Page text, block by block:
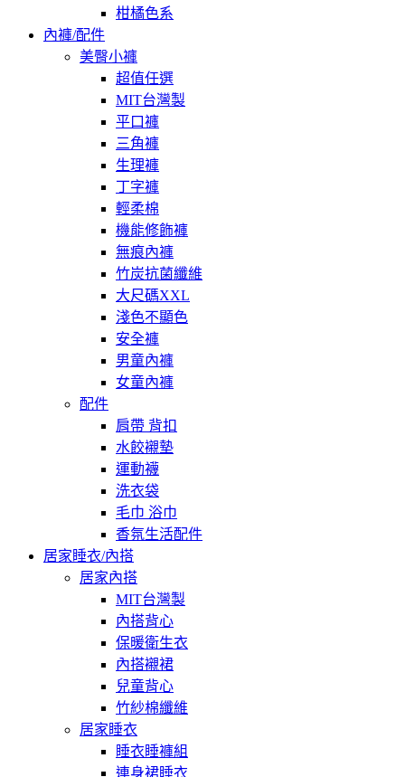
柑橘色系
內褲/配件
美臀小褲
超值任選
MIT台灣製
平口褲
三角褲
生理褲
丁字褲
輕柔棉
機能修飾褲
無痕內褲
竹炭抗菌纖維
大尺碼XXL
淺色不顯色
安全褲
男童內褲
女童內褲
配件
肩帶 背扣
水餃襯墊
運動襪
洗衣袋
毛巾 浴巾
香氛生活配件
居家睡衣/內搭
居家內搭
MIT台灣製
內搭背心
保暖衛生衣
內搭襯裙
兒童背心
竹紗棉纖維
居家睡衣
睡衣睡褲組
連身裙睡衣